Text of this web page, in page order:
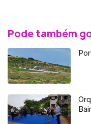
Pode também